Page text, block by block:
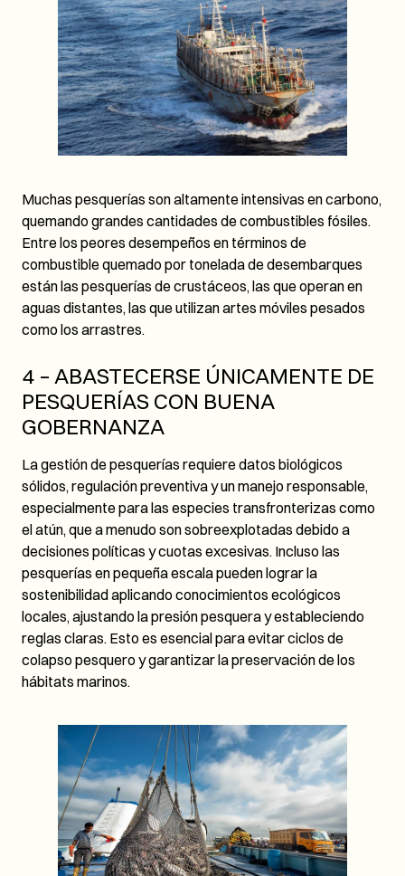
Muchas pesquerías son altamente intensivas en carbono,
quemando grandes cantidades de combustibles fósiles.
Entre los peores desempeños en términos de
combustible quemado por tonelada de desembarques
están las pesquerías de crustáceos, las que operan en
aguas distantes, las que utilizan artes móviles pesados
como los arrastres.
4 – ABASTECERSE ÚNICAMENTE DE
PESQUERÍAS CON BUENA
GOBERNANZA
La gestión de pesquerías requiere datos biológicos
sólidos, regulación preventiva y un manejo responsable,
especialmente para las especies transfronterizas como
el atún, que a menudo son sobreexplotadas debido a
decisiones políticas y cuotas excesivas. Incluso las
pesquerías en pequeña escala pueden lograr la
sostenibilidad aplicando conocimientos ecológicos
locales, ajustando la presión pesquera y estableciendo
reglas claras. Esto es esencial para evitar ciclos de
colapso pesquero y garantizar la preservación de los
hábitats marinos.